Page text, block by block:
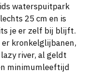
waterspuitpark
25 cm en is
je er zelf bij blijft.
er kronkelglijbanen,
river, al geldt
minimumleeftijd